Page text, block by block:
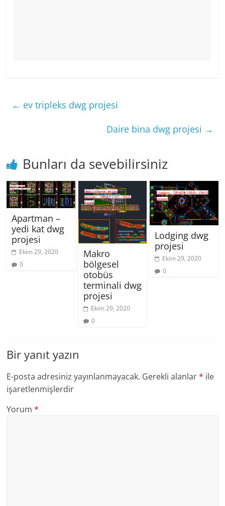
← ev tripleks dwg projesi
Daire bina dwg projesi →
Bunları da sevebilirsiniz
Apartman –
yedi kat dwg
projesi
Ekim 29, 2020
0
Makro
bölgesel
otobüs
terminali dwg
projesi
Ekim 29, 2020
0
Lodging dwg
projesi
Ekim 29, 2020
0
Bir yanıt yazın
E-posta adresiniz yayınlanmayacak. Gerekli alanlar* ile
işaretlenmişlerdir
Yorum*